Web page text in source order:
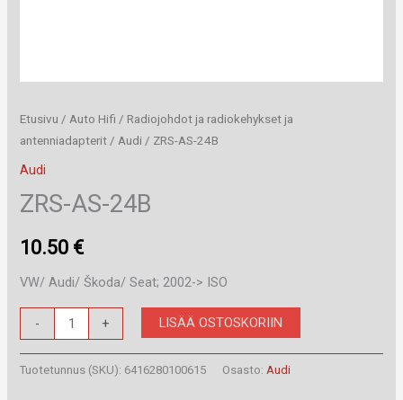
Etusivu / Auto Hifi / Radiojohdot ja radiokehykset ja
antenniadapterit / Audi / ZRS-AS-24B
Audi
ZRS-AS-24B
10.50 €
VW/ Audi/ Škoda/ Seat; 2002-> ISO
-
AS-
24B
+ LISÄÄ OSTOSKORIIN
Tuotetunnus (SKU): 6416280100615 Osasto:Audi